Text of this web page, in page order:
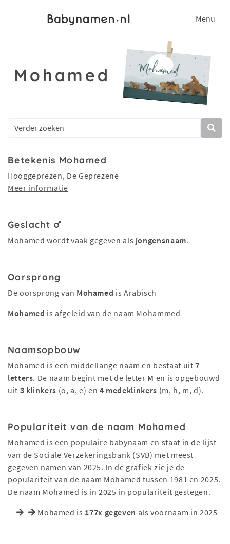
Menu
Mohamed
Betekenis Mohamed
Hooggeprezen, De Geprezene
Meer informatie
Geslacht
Mohamed wordt vaak gegeven als jongensnaam.
Oorsprong
De oorsprong van Mohamed is Arabisch
Mohamed is afgeleid van de naam Mohammed
Naamsopbouw
Mohamed is een middellange naam en bestaat uit7
letters. De naam begint met de letter M en is opgebouwd
uit 3 klinkers (o, a, e) en 4 medeklinkers (m, h, m, d).
Populariteit van de naam Mohamed
Mohamed is een populaire babynaam en staat in de lijst
van de Sociale Verzekeringsbank (SVB) met meest
gegeven namen van 2025. In de grafiek zie je de
populariteit van de naam Mohamed tussen 1981 en 2025.
De naam Mohamed is in 2025 in populariteit gestegen.
Mohamed is 177x gegeven als voornaam in 2025